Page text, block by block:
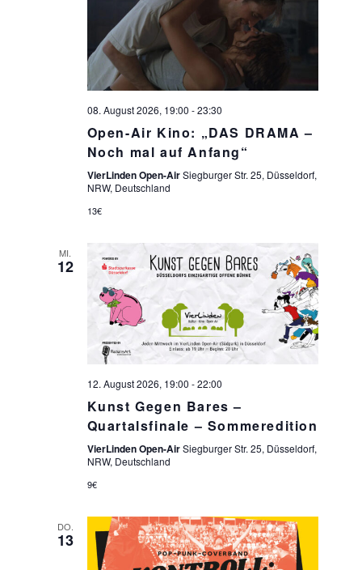
08. August 2026, 19:00 -23:30
Open-Air Kino: „DAS DRAMA –
Noch mal auf Anfang“
VierLinden Open-AirSiegburger Str. 25, Düsseldorf,
NRW, Deutschland
13€
MI.
12
12. August 2026, 19:00 -22:00
Kunst Gegen Bares –
Quartalsfinale – Sommeredition
VierLinden Open-AirSiegburger Str. 25, Düsseldorf,
NRW, Deutschland
9€
DO.
13